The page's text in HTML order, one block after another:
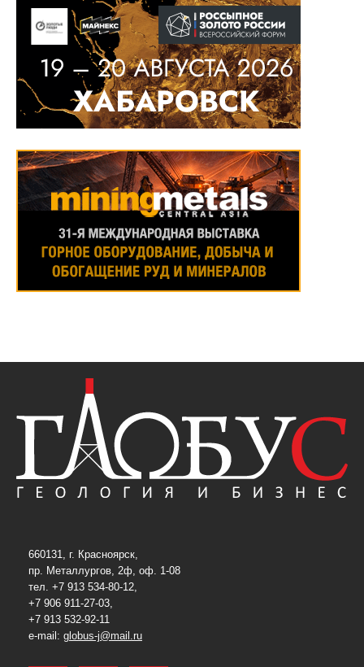
660131, г. Красноярск,
пр. Металлургов, 2ф, оф. 1-08
тел. +7 913 534-80-12,
+7 906 911-27-03,
+7 913 532-92-11
e-mail: globus-j@mail.ru